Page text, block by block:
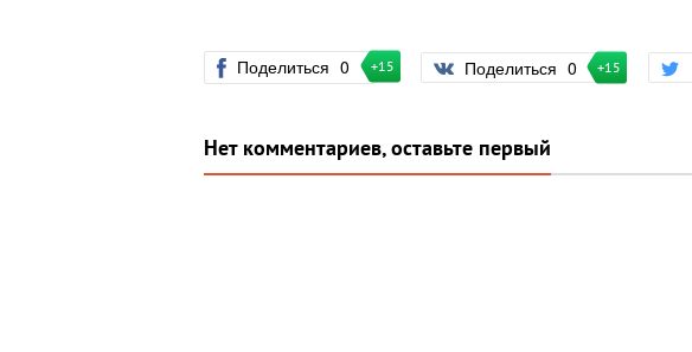
Поделиться 0 +15 Поделиться 0 +15
Нет комментариев, оставьте первый